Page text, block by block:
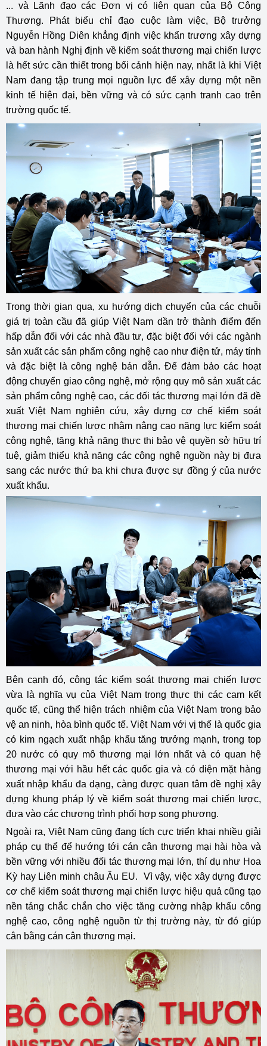
... và Lãnh đạo các Đơn vị có liên quan của Bộ Công
Thương. Phát biểu chỉ đạo cuộc làm việc, Bộ trưởng
Nguyễn Hồng Diên khẳng định việc khẩn trương xây dựng
và ban hành Nghị định về kiểm soát thương mại chiến lược
là hết sức cần thiết trong bối cảnh hiện nay, nhất là khi Việt
Nam đang tập trung mọi nguồn lực để xây dựng một nền
kinh tế hiện đại, bền vững và có sức cạnh tranh cao trên
trường quốc tế.
Trong thời gian qua, xu hướng dịch chuyển của các chuỗi
giá trị toàn cầu đã giúp Việt Nam dần trở thành điểm đến
hấp dẫn đối với các nhà đầu tư, đặc biệt đối với các ngành
sản xuất các sản phẩm công nghệ cao như điện tử, máy tính
và đặc biệt là công nghệ bán dẫn. Để đảm bảo các hoạt
động chuyển giao công nghệ, mở rộng quy mô sản xuất các
sản phẩm công nghệ cao, các đối tác thương mại lớn đã đề
xuất Việt Nam nghiên cứu, xây dựng cơ chế kiểm soát
thương mại chiến lược nhằm nâng cao năng lực kiểm soát
công nghệ, tăng khả năng thực thi bảo vệ quyền sở hữu trí
tuệ, giảm thiểu khả năng các công nghệ nguồn này bị đưa
sang các nước thứ ba khi chưa được sự đồng ý của nước
xuất khẩu.
Bên cạnh đó, công tác kiểm soát thương mại chiến lược
vừa là nghĩa vụ của Việt Nam trong thực thi các cam kết
quốc tế, cũng thể hiện trách nhiệm của Việt Nam trong bảo
vệ an ninh, hòa bình quốc tế. Việt Nam với vị thế là quốc gia
có kim ngạch xuất nhập khẩu tăng trưởng mạnh, trong top
20 nước có quy mô thương mại lớn nhất và có quan hệ
thương mại với hầu hết các quốc gia và có diện mặt hàng
xuất nhập khẩu đa dạng, càng được quan tâm đề nghị xây
dựng khung pháp lý về kiểm soát thương mại chiến lược,
đưa vào các chương trình phối hợp song phương.
Ngoài ra, Việt Nam cũng đang tích cực triển khai nhiều giải
pháp cụ thể để hướng tới cán cân thương mại hài hòa và
bền vững với nhiều đối tác thương mại lớn, thí dụ như Hoa
Kỳ hay Liên minh châu Âu EU. Vì vậy, việc xây dựng được
cơ chế kiểm soát thương mại chiến lược hiệu quả cũng tạo
nền tảng chắc chắn cho việc tăng cường nhập khẩu công
nghệ cao, công nghệ nguồn từ thị trường này, từ đó giúp
cân bằng cán cân thương mại.